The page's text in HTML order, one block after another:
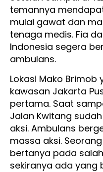
temannya
mulai gawat dan
tenaga medis. Fia
Indonesia segera
ambulans.
Lokasi Mako
kawasan Jakarta
pertama. Saat
Jalan Kwitang
aksi. Ambulans
massa aksi.
bertanya pada
sekiranya ada yang